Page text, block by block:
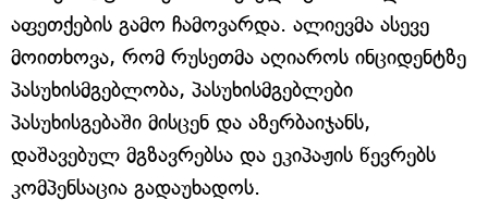
აფეთქების გამო ჩამოვარდა. ალიევმა ასევე
მოითხოვა, რომ რუსეთმა აღიაროს ინციდენტზე
პასუხისმგებლობა, პასუხისმგებლები
პასუხისგებაში მისცენ და აზერბაიჯანს,
დაშავებულ მგზავრებსა და ეკიპაჟის წევრებს
კომპენსაცია გადაუხადოს.